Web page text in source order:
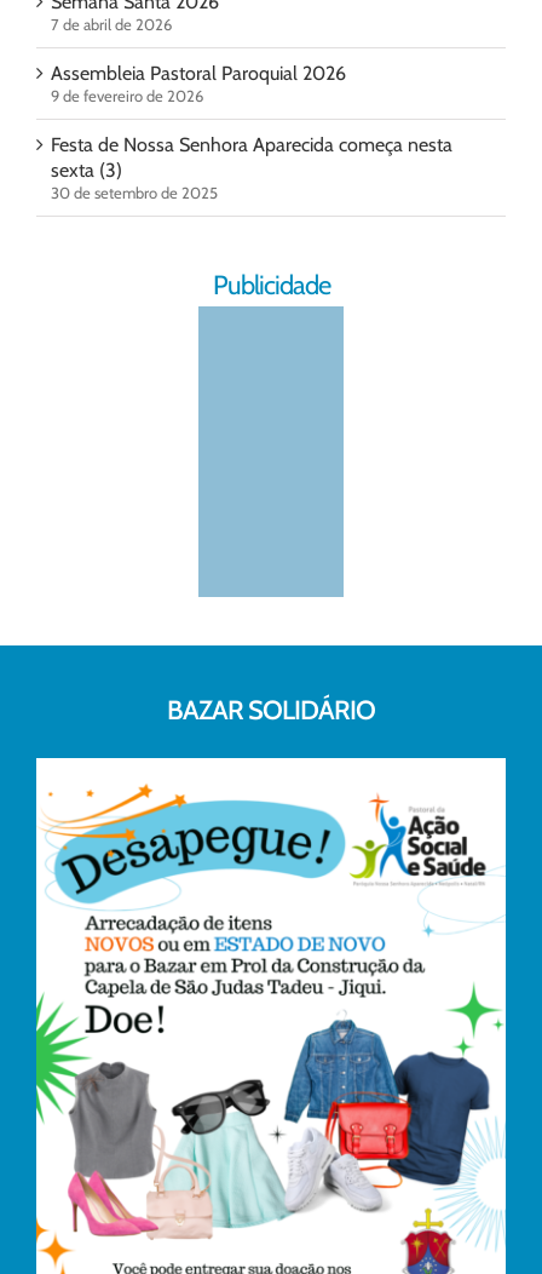
7 de abril de 2026
Assembleia Pastoral Paroquial 2026
9 de fevereiro de 2026
Festa de Nossa Senhora Aparecida começa nesta
sexta (3)
30 de setembro de 2025
Publicidade
BAZAR SOLIDÁRIO